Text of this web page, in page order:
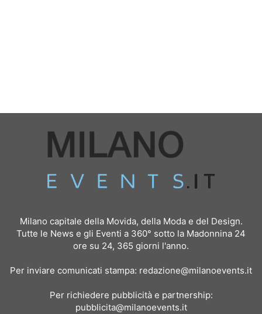
Milano capitale della Movida, della Moda e del Design.
Tutte le News e gli Eventi a 360° sotto la Madonnina 24
ore su 24, 365 giorni l'anno.
Per inviare comunicati stampa: redazione@milanoevents.it
Per richiedere pubblicità e partnership:
pubblicita@milanoevents.it